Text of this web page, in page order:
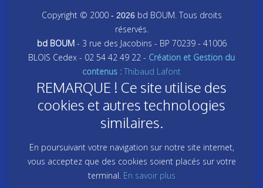
Copyright © 2000- 2026 bd BOUM. Tous droits
réservés.
bd BOUM- 3 rue des Jacobins - BP 70239 - 41006
BLOIS Cedex - 02 54 42 49 22 - Création et Gestion du
contenus : Thibaud Lafont
REMARQUE ! Ce site utilise des
cookies et autres technologies
similaires.
En poursuivant votre navigation sur notre site internet,
vous acceptez que des cookies soient placés sur votre
terminal. En savoir plus